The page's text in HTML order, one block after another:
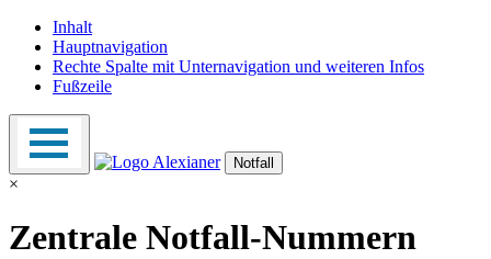
Inhalt
Hauptnavigation
Rechte Spalte mit Unternavigation und weiteren Infos
Fußzeile
Notfall
×
Zentrale Notfall-Nummern